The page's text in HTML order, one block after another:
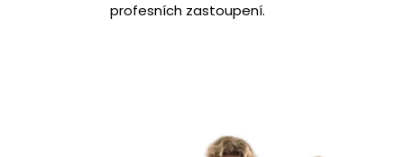
profesních zastoupení.